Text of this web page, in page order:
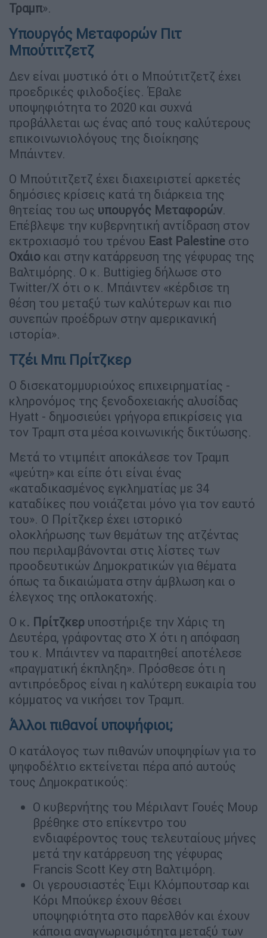
Τραμπ».
Υπουργός Μεταφορών Πιτ
Μπούτιτζετζ
Δεν είναι μυστικό ότι ο Μπούτιτζετζ έχει
προεδρικές φιλοδοξίες. Έβαλε
υποψηφιότητα το 2020 και συχνά
προβάλλεται ως ένας από τους καλύτερους
επικοινωνιολόγους της διοίκησης
Μπάιντεν.
Ο Μπούτιτζετζ έχει διαχειριστεί αρκετές
δημόσιες κρίσεις κατά τη διάρκεια της
θητείας του ως υπουργός Μεταφορών.
Επέβλεψε την κυβερνητική αντίδραση στον
εκτροχιασμό του τρένου East Palestine στο
Οχάιο και στην κατάρρευση της γέφυρας της
Βαλτιμόρης. Ο κ. Buttigieg δήλωσε στο
Twitter/X ότι ο κ. Μπάιντεν «κέρδισε τη
θέση του μεταξύ των καλύτερων και πιο
συνεπών προέδρων στην αμερικανική
ιστορία».
Τζέι Μπι Πρίτζκερ
Ο δισεκατομμυριούχος επιχειρηματίας -
κληρονόμος της ξενοδοχειακής αλυσίδας
Hyatt - δημοσιεύει γρήγορα επικρίσεις για
τον Τραμπ στα μέσα κοινωνικής δικτύωσης.
Μετά το ντιμπέιτ αποκάλεσε τον Τραμπ
«ψεύτη» και είπε ότι είναι ένας
«καταδικασμένος εγκληματίας με 34
καταδίκες που νοιάζεται μόνο για τον εαυτό
του». Ο Πρίτζκερ έχει ιστορικό
ολοκλήρωσης των θεμάτων της ατζέντας
που περιλαμβάνονται στις λίστες των
προοδευτικών Δημοκρατικών για θέματα
όπως τα δικαιώματα στην άμβλωση και ο
έλεγχος της οπλοκατοχής.
Ο κ. Πρίτζκερ υποστήριξε την Χάρις τη
Δευτέρα, γράφοντας στο X ότι η απόφαση
του κ. Μπάιντεν να παραιτηθεί αποτέλεσε
«πραγματική έκπληξη». Πρόσθεσε ότι η
αντιπρόεδρος είναι η καλύτερη ευκαιρία του
κόμματος να νικήσει τον Τραμπ.
Άλλοι πιθανοί υποψήφιοι;
Ο κατάλογος των πιθανών υποψηφίων για το
ψηφοδέλτιο εκτείνεται πέρα από αυτούς
τους Δημοκρατικούς:
Ο κυβερνήτης του Μέριλαντ Γουές Μουρ
βρέθηκε στο επίκεντρο του
ενδιαφέροντος τους τελευταίους μήνες
μετά την κατάρρευση της γέφυρας
Francis Scott Key στη Βαλτιμόρη.
Οι γερουσιαστές Έιμι Κλόμπουτσαρ και
Κόρι Μπούκερ έχουν θέσει
υποψηφιότητα στο παρελθόν και έχουν
κάποια αναγνωρισιμότητα μεταξύ των